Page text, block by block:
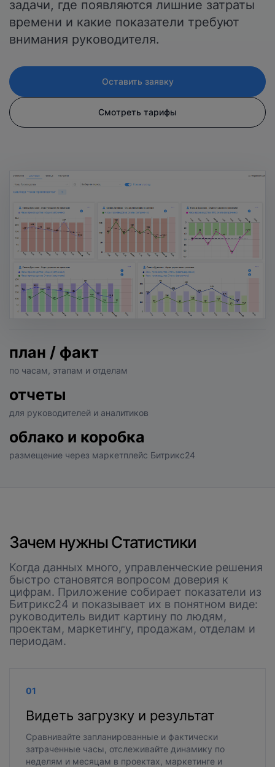
задачи, где появляются лишние затраты
времени и какие показатели требуют
внимания руководителя.
Оставить заявку
Смотреть тарифы
план / факт
по часам, этапам и отделам
отчеты
для руководителей и аналитиков
облако и коробка
размещение через маркетплейс Битрикс24
Зачем нужны Статистики
Когда данных много, управленческие решения
быстро становятся вопросом доверия к
цифрам. Приложение собирает показатели из
Битрикс24 и показывает их в понятном виде:
руководитель видит картину по людям,
проектам, маркетингу, продажам, отделам и
периодам.
01
Видеть загрузку и результат
Сравнивайте запланированные и фактически
затраченные часы, отслеживайте динамику по
неделям и месяцам в проектах, маркетинге и
Нажимая на кнопку, вы даете
персональных данныхи соглашаетесь с
политикой конфиденциальности.